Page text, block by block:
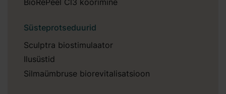
BioRePeel Cl3 koorimine
Süsteprotseduurid
Sculptra biostimulaator
Ilusüstid
Silmaümbruse biorevitalisatsioon